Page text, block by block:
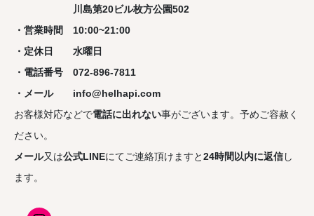
川島第20ビル枚方公園502
・営業時間 10:00~21:00
・定休日 水曜日
・電話番号 072-896-7811
・メール info@helhapi.com
お客様対応などで電話に出れない事がございます。予めご容赦く
ださい。
メール又は公式LINEにてご連絡頂けますと24時間以内に返信し
ます。